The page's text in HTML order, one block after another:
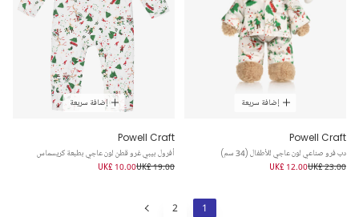
إضافة سريعة
Powell Craft
دب فرو صناعي لون عاجي للأطفال (34 سم)
UK£ 23.00
UK£ 12.00
إضافة سريعة
Powell Craft
أفرول بيبي غرو قطن لون عاجي بطبعة كريسماس
UK£ 19.00
UK£ 10.00
1
2